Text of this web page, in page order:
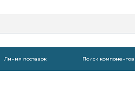
Линия поставок Поиск компонентов